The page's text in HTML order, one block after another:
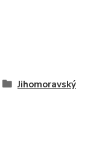
Jihomoravský